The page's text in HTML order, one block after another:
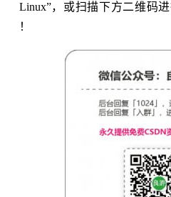
Linux”，或扫描下方二维码
！